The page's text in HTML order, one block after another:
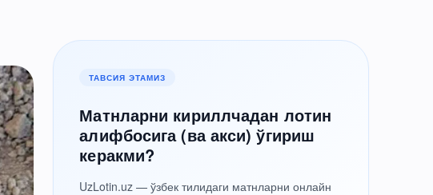
ТАВСИЯ ЭТАМИЗ
Матнларни кириллчадан лотин
алифбосига (ва акси) ўгириш
керакми?
UzLotin.uz — ўзбек тилидаги матнларни онлайн